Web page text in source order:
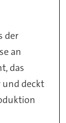
der
an
das
deckt